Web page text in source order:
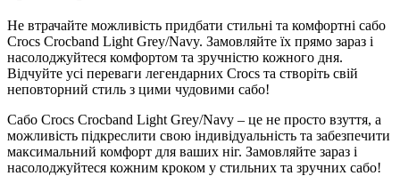
Не втрачайте можливість придбати стильні та комфортні сабо
Crocs Crocband Light Grey/Navy. Замовляйте їх прямо зараз і
насолоджуйтеся комфортом та зручністю кожного дня.
Відчуйте усі переваги легендарних Crocs та створіть свій
неповторний стиль з цими чудовими сабо!
Сабо Crocs Crocband Light Grey/Navy – це не просто взуття, а
можливість підкреслити свою індивідуальність та забезпечити
максимальний комфорт для ваших ніг. Замовляйте зараз і
насолоджуйтеся кожним кроком у стильних та зручних сабо!